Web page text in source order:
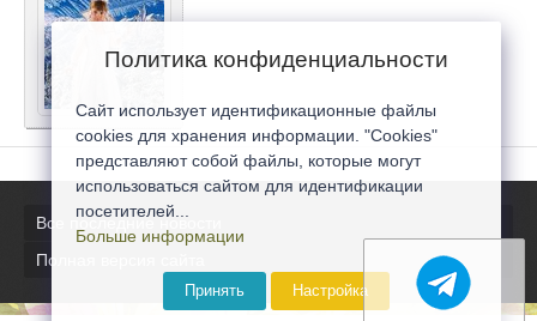
Все последние новости
Полная версия сайта
Политика конфиденциальности
Сайт использует идентификационные файлы
cookies для хранения информации. "Cookies"
представляют собой файлы, которые могут
использоваться сайтом для идентификации
посетителей...
Больше информации
Принять Настройка